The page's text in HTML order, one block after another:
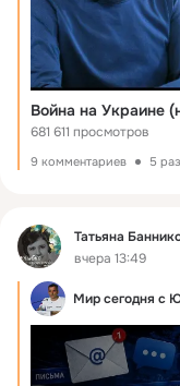
681 611 просмотров
9 комментариев 5
Фид Татьяна
вчера 13:49
Мир сегодня с